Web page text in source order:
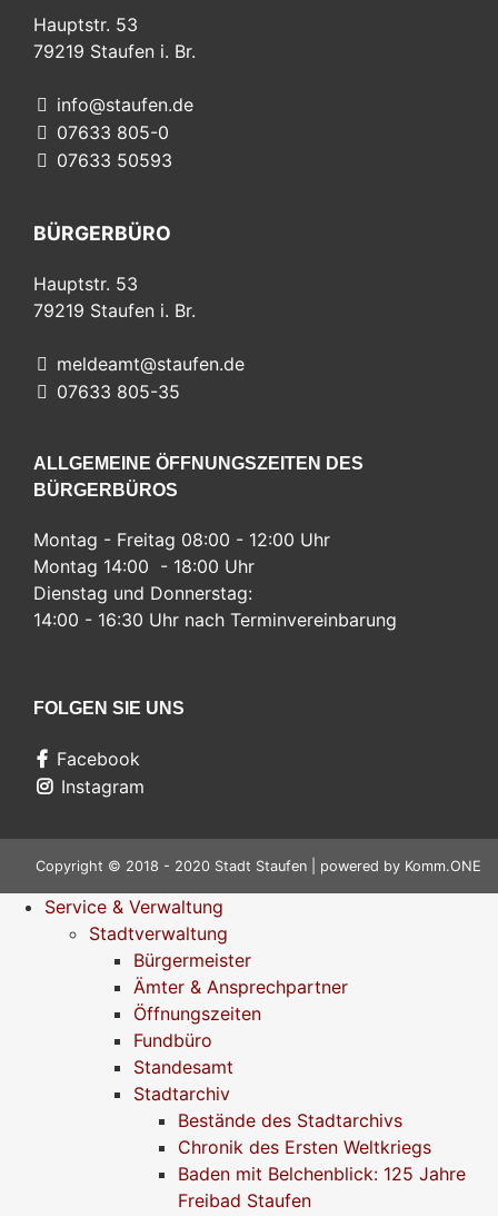
Hauptstr. 53
79219 Staufen i. Br.
info@staufen.de
07633 805-0
07633 50593
BÜRGERBÜRO
Hauptstr. 53
79219 Staufen i. Br.
meldeamt@staufen.de
07633 805-35
ALLGEMEINE ÖFFNUNGSZEITEN DES
BÜRGERBÜROS
Montag - Freitag 08:00 - 12:00 Uhr
Montag 14:00 - 18:00 Uhr
Dienstag und Donnerstag:
14:00 - 16:30 Uhr nach Terminvereinbarung
FOLGEN SIE UNS
Facebook
Instagram
Copyright © 2018 - 2020 Stadt Staufen | powered by Komm.ONE
Service & Verwaltung
Stadtverwaltung
Bürgermeister
Ämter & Ansprechpartner
Öffnungszeiten
Fundbüro
Standesamt
Stadtarchiv
Bestände des Stadtarchivs
Chronik des Ersten Weltkriegs
Baden mit Belchenblick: 125 Jahre
Freibad Staufen